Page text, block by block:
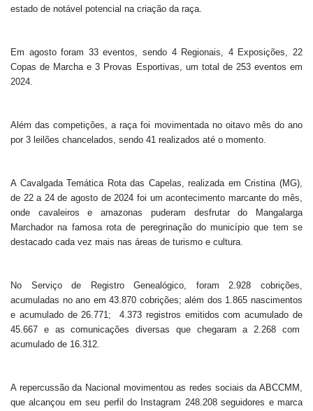
estado de notável potencial na criação da raça.
Em agosto foram 33 eventos, sendo 4 Regionais, 4 Exposições, 22
Copas de Marcha e 3 Provas Esportivas, um total de 253 eventos em
2024.
Além das competições, a raça foi movimentada no oitavo mês do ano
por 3 leilões chancelados, sendo 41 realizados até o momento.
A Cavalgada Temática Rota das Capelas, realizada em Cristina (MG),
de 22 a 24 de agosto de 2024 foi um acontecimento marcante do mês,
onde cavaleiros e amazonas puderam desfrutar do Mangalarga
Marchador na famosa rota de peregrinação do município que tem se
destacado cada vez mais nas áreas de turismo e cultura.
No Serviço de Registro Genealógico, foram 2.928 cobrições,
acumuladas no ano em 43.870 cobrições; além dos 1.865 nascimentos
e acumulado de 26.771; 4.373 registros emitidos com acumulado de
45.667 e as comunicações diversas que chegaram a 2.268 com
acumulado de 16.312.
A repercussão da Nacional movimentou as redes sociais da ABCCMM,
que alcançou em seu perfil do Instagram 248.208 seguidores e marca